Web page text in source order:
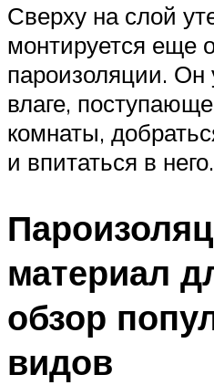
Сверху на слой
монтируется еще
пароизоляции. Он
влаге,
комнаты,
и впитаться в него.
материал
обзор
видов